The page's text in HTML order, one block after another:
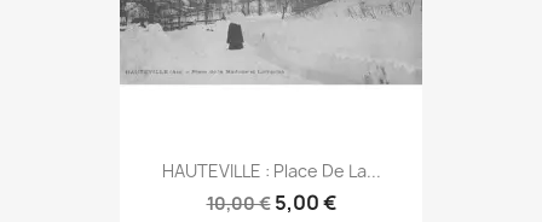
HAUTEVILLE : Place De La...
10,00 € 5,00 €